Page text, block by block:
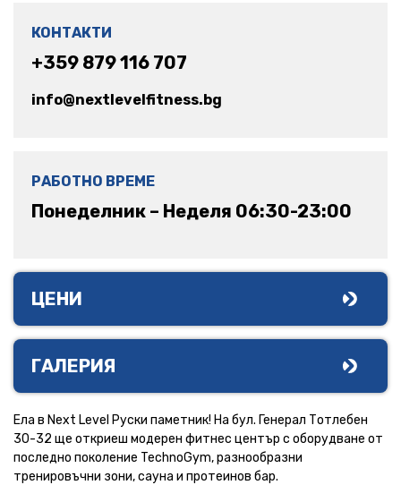
Ела в Next Level Руски паметник! На бул. Генерал Тотлебен
30-32 ще откриеш модерен фитнес център с оборудване от
последно поколение TechnoGym, разнообразни
тренировъчни зони, сауна и протеинов бар.
КОНТАКТИ
+359 879 116 707
info@nextlevelfitness.bg
РАБОТНО ВРЕМЕ
Понеделник – Неделя 06:30-23:00
ЦЕНИ
ГАЛЕРИЯ